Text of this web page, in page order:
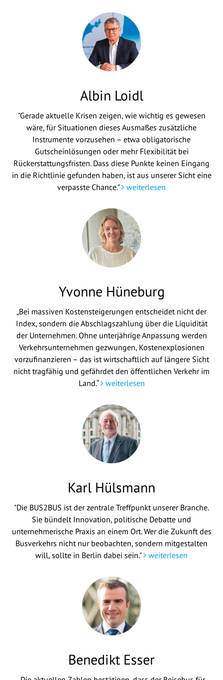
Albin Loidl
"Gerade aktuelle Krisen zeigen, wie wichtig es gewesen
wäre, für Situationen dieses Ausmaßes zusätzliche
Instrumente vorzusehen – etwa obligatorische
Gutscheinlösungen oder mehr Flexibilität bei
Rückerstattungsfristen. Dass diese Punkte keinen Eingang
in die Richtlinie gefunden haben, ist aus unserer Sicht eine
verpasste Chance."
weiterlesen
Yvonne Hüneburg
„Bei massiven Kostensteigerungen entscheidet nicht der
Index, sondern die Abschlagszahlung über die Liquidität
der Unternehmen. Ohne unterjährige Anpassung werden
Verkehrsunternehmen gezwungen, Kostenexplosionen
vorzufinanzieren – das ist wirtschaftlich auf längere Sicht
nicht tragfähig und gefährdet den öffentlichen Verkehr im
Land.“ weiterlesen
Karl Hülsmann
"Die BUS2BUS ist der zentrale Treffpunkt unserer Branche.
Sie bündelt Innovation, politische Debatte und
unternehmerische Praxis an einem Ort. Wer die Zukunft des
Busverkehrs nicht nur beobachten, sondern mitgestalten
will, sollte in Berlin dabei sein."
weiterlesen
Benedikt Esser